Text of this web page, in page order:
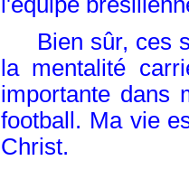
Bien sûr, ces
la mentalité
importante dans
football. Ma vie
Christ.